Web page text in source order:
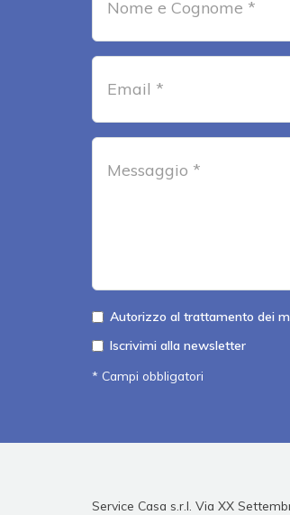
Autorizzo al trattamento dei
Iscrivimi alla newsletter
* Campi obbligatori
Service Casa s.r.l. Via XX